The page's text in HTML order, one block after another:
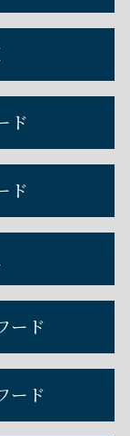
ド
ド
ード
ード